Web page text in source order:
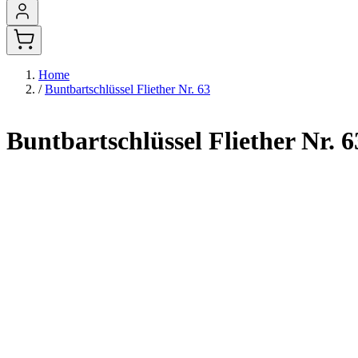
Home
/ Buntbartschlüssel Fliether Nr. 63
Buntbartschlüssel Fliether Nr.